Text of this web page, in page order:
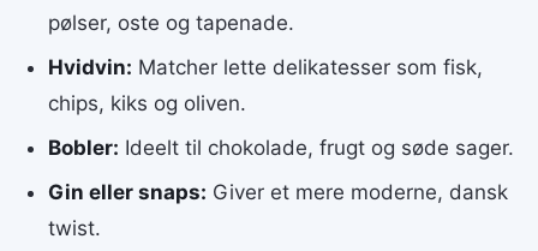
pølser, oste og tapenade.
Hvidvin: Matcher lette delikatesser som fisk,
chips, kiks og oliven.
Bobler: Ideelt til chokolade, frugt og søde sager.
Gin eller snaps: Giver et mere moderne, dansk
twist.